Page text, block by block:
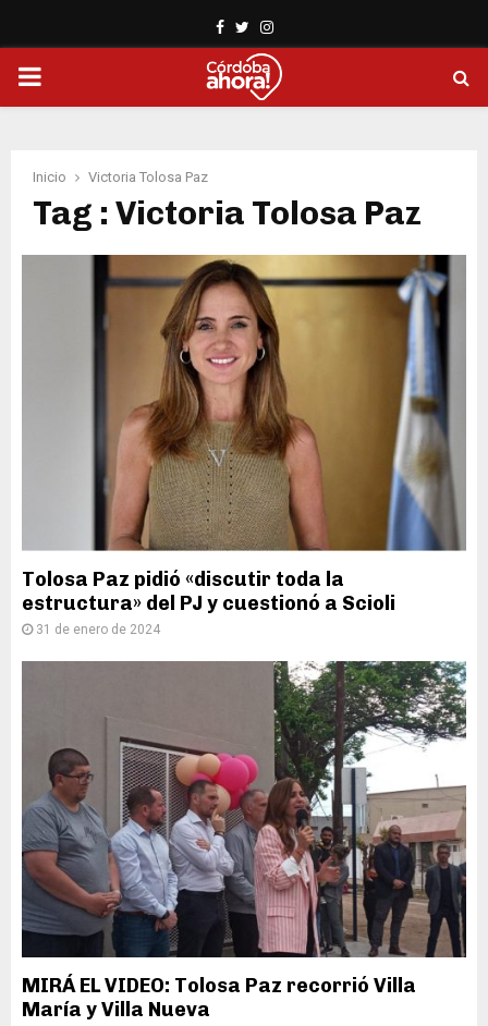
Facebook
TwitterInstagram
PRIMARY
Inicio Victoria Tolosa Paz
Tag : Victoria Tolosa Paz
Tolosa Paz pidió «discutir toda la
estructura» del PJ y cuestionó a Scioli
31 de enero de 2024
MIRÁ EL VIDEO: Tolosa Paz recorrió Villa
María y Villa Nueva